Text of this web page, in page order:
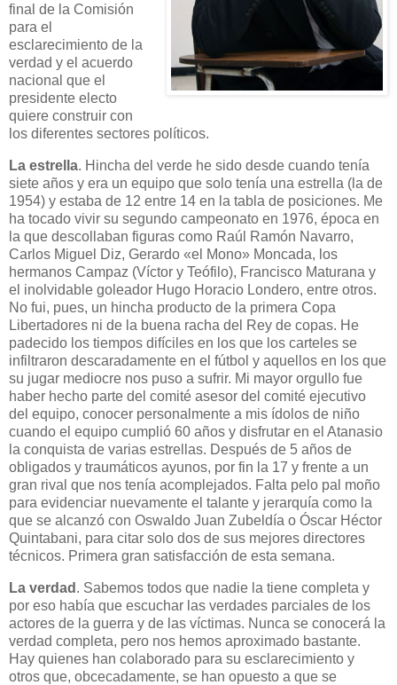
final de la Comisión
para el
esclarecimiento de la
verdad y el acuerdo
nacional que el
presidente electo
quiere construir con
los diferentes sectores políticos.
La estrella. Hincha del verde he sido desde cuando tenía
siete años y era un equipo que solo tenía una estrella (la de
1954) y estaba de 12 entre 14 en la tabla de posiciones. Me
ha tocado vivir su segundo campeonato en 1976, época en
la que descollaban figuras como Raúl Ramón Navarro,
Carlos Miguel Diz, Gerardo «el Mono» Moncada, los
hermanos Campaz (Víctor y Teófilo), Francisco Maturana y
el inolvidable goleador Hugo Horacio Londero, entre otros.
No fui, pues, un hincha producto de la primera Copa
Libertadores ni de la buena racha del Rey de copas. He
padecido los tiempos difíciles en los que los carteles se
infiltraron descaradamente en el fútbol y aquellos en los que
su jugar mediocre nos puso a sufrir. Mi mayor orgullo fue
haber hecho parte del comité asesor del comité ejecutivo
del equipo, conocer personalmente a mis ídolos de niño
cuando el equipo cumplió 60 años y disfrutar en el Atanasio
la conquista de varias estrellas. Después de 5 años de
obligados y traumáticos ayunos, por fin la 17 y frente a un
gran rival que nos tenía acomplejados. Falta pelo pal moño
para evidenciar nuevamente el talante y jerarquía como la
que se alcanzó con Oswaldo Juan Zubeldía o Óscar Héctor
Quintabani, para citar solo dos de sus mejores directores
técnicos. Primera gran satisfacción de esta semana.
La verdad . Sabemos todos que nadie la tiene completa y
por eso había que escuchar las verdades parciales de los
actores de la guerra y de las víctimas. Nunca se conocerá la
verdad completa, pero nos hemos aproximado bastante.
Hay quienes han colaborado para su esclarecimiento y
otros que, obcecadamente, se han opuesto a que se